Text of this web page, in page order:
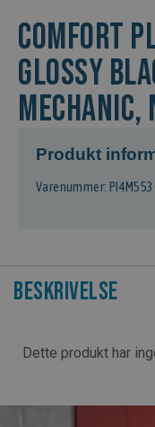
COMFORT
Glossy
Produkt
Varenummer:
Beskrivelse
Dette produkt har